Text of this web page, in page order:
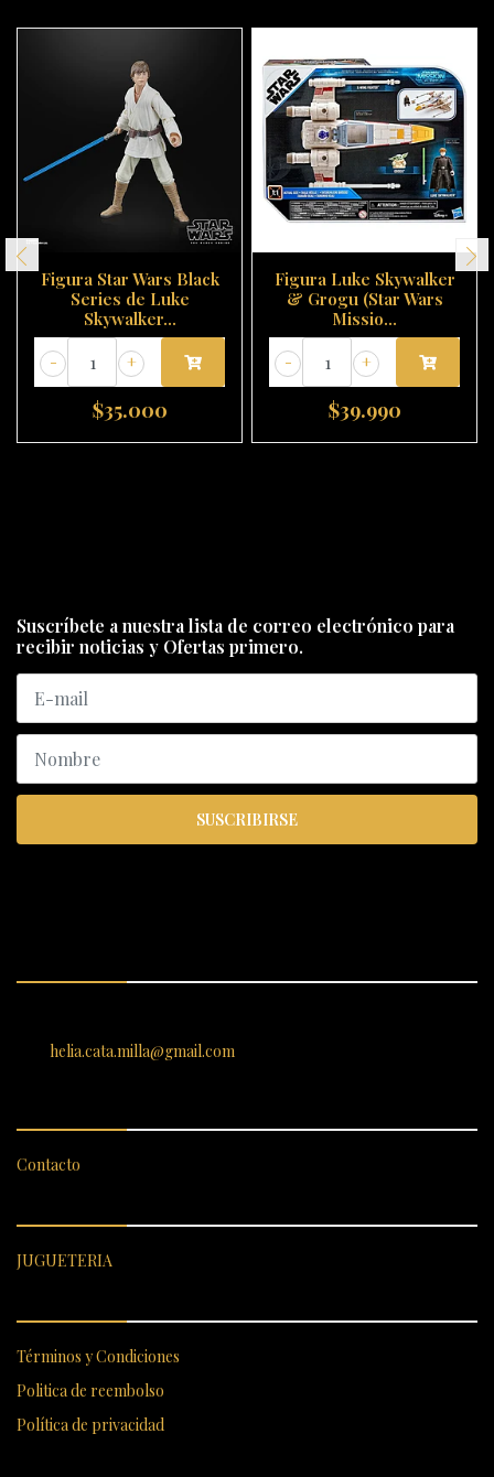
Figura Star Wars Black
Series de Luke
Skywalker...
+
-
$35.000
Figura Luke Skywalker
& Grogu (Star Wars
Missio...
+
-
$39.990
Suscríbete a nuestra lista de correo electrónico para
recibir noticias y Ofertas primero.
SUSCRIBIRSE
helia.cata.milla@gmail.com
Contacto
JUGUETERIA
Términos y Condiciones
Politica de reembolso
Política de privacidad